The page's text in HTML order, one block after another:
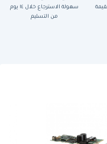
سهولة الاسترجاع خلال ١٤ يوم
من التسليم